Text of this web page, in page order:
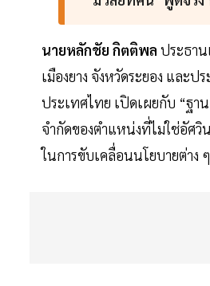
นายหลักชัย กิตติพล ประธา
เมืองยาง จังหวัดระยอง และ
ประเทศไทย เปิดเผยกับ “ฐา
จำกัดของตำแหน่งที่ไม่ใช่อัศวิ
ในการขับเคลื่อนนโยบายต่าง ๆ